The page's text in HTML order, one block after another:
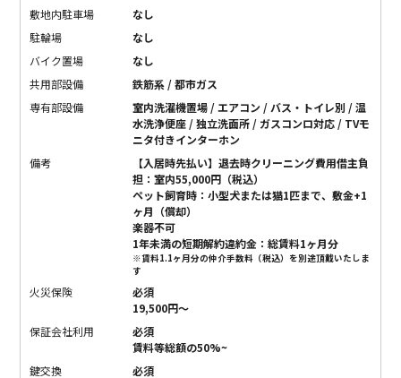
敷地内駐車場
なし
駐輪場
なし
バイク置場
なし
共用部設備
鉄筋系 / 都市ガス
専有部設備
室内洗濯機置場 / エアコン / バス・トイレ別 / 温
水洗浄便座 / 独立洗面所 / ガスコンロ対応 / TVモ
ニタ付きインターホン
備考
【入居時先払い】退去時クリーニング費用借主負
担：室内55,000円（税込）
ペット飼育時：小型犬または猫1匹まで、敷金+1
ヶ月（償却）
楽器不可
1年未満の短期解約違約金：総賃料1ヶ月分
※賃料1.1ヶ月分の仲介手数料（税込）を別途頂戴いたしま
す
火災保険
必須
19,500円〜
保証会社利用
必須
賃料等総額の50%~
鍵交換
必須